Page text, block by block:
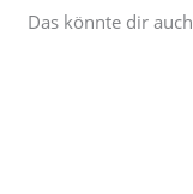
Das könnte dir